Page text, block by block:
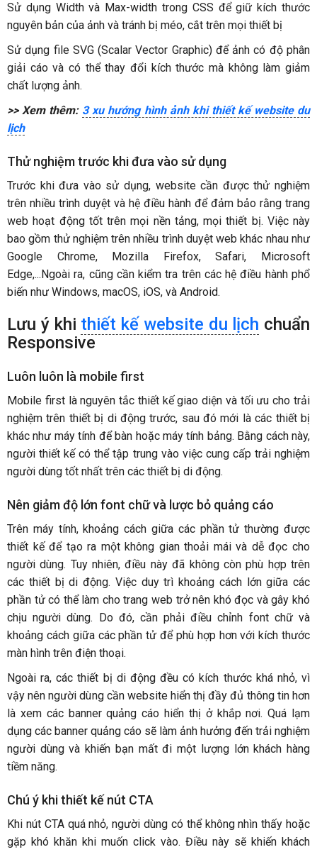
Sử dụng Width và Max-width trong CSS để giữ kích thước
nguyên bản của ảnh và tránh bị méo, cắt trên mọi thiết bị
Sử dụng file SVG (Scalar Vector Graphic) để ảnh có độ phân
giải cáo và có thể thay đổi kích thước mà không làm giảm
chất lượng ảnh.
>> Xem thêm: 3 xu hướng hình ảnh khi thiết kế website du
lịch
Thử nghiệm trước khi đưa vào sử dụng
Trước khi đưa vào sử dụng, website cần được thử nghiệm
trên nhiều trình duyệt và hệ điều hành để đảm bảo rằng trang
web hoạt động tốt trên mọi nền tảng, mọi thiết bị. Việc này
bao gồm thử nghiệm trên nhiều trình duyệt web khác nhau như
Google Chrome, Mozilla Firefox, Safari, Microsoft
Edge,...Ngoài ra, cũng cần kiểm tra trên các hệ điều hành phổ
biến như Windows, macOS, iOS, và Android.
Lưu ý khi thiết kế website du lịch chuẩn
Responsive
Luôn luôn là mobile first
Mobile first là nguyên tắc thiết kế giao diện và tối ưu cho trải
nghiệm trên thiết bị di động trước, sau đó mới là các thiết bị
khác như máy tính để bàn hoặc máy tính bảng. Bằng cách này,
người thiết kế có thể tập trung vào việc cung cấp trải nghiệm
người dùng tốt nhất trên các thiết bị di động.
Nên giảm độ lớn font chữ và lược bỏ quảng cáo
Trên máy tính, khoảng cách giữa các phần tử thường được
thiết kế để tạo ra một không gian thoải mái và dễ đọc cho
người dùng. Tuy nhiên, điều này đã không còn phù hợp trên
các thiết bị di động. Việc duy trì khoảng cách lớn giữa các
phần tử có thể làm cho trang web trở nên khó đọc và gây khó
chịu người dùng. Do đó, cần phải điều chỉnh font chữ và
khoảng cách giữa các phần tử để phù hợp hơn với kích thước
màn hình trên điện thoại.
Ngoài ra, các thiết bị di động đều có kích thước khá nhỏ, vì
vậy nên người dùng cần website hiển thị đầy đủ thông tin hơn
là xem các banner quảng cáo hiển thị ở khắp nơi. Quá lạm
dụng các banner quảng cáo sẽ làm ảnh hưởng đến trải nghiệm
người dùng và khiến bạn mất đi một lượng lớn khách hàng
tiềm năng.
Chú ý khi thiết kế nút CTA
Khi nút CTA quá nhỏ, người dùng có thể không nhìn thấy hoặc
gặp khó khăn khi muốn click vào. Điều này sẽ khiến khách